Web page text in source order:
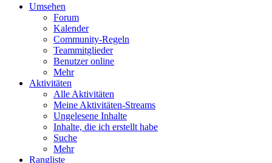
Umsehen
Forum
Kalender
Community-Regeln
Teammitglieder
Benutzer online
Mehr
Aktivitäten
Alle Aktivitäten
Meine Aktivitäten-Streams
Ungelesene Inhalte
Inhalte, die ich erstellt habe
Suche
Mehr
Rangliste